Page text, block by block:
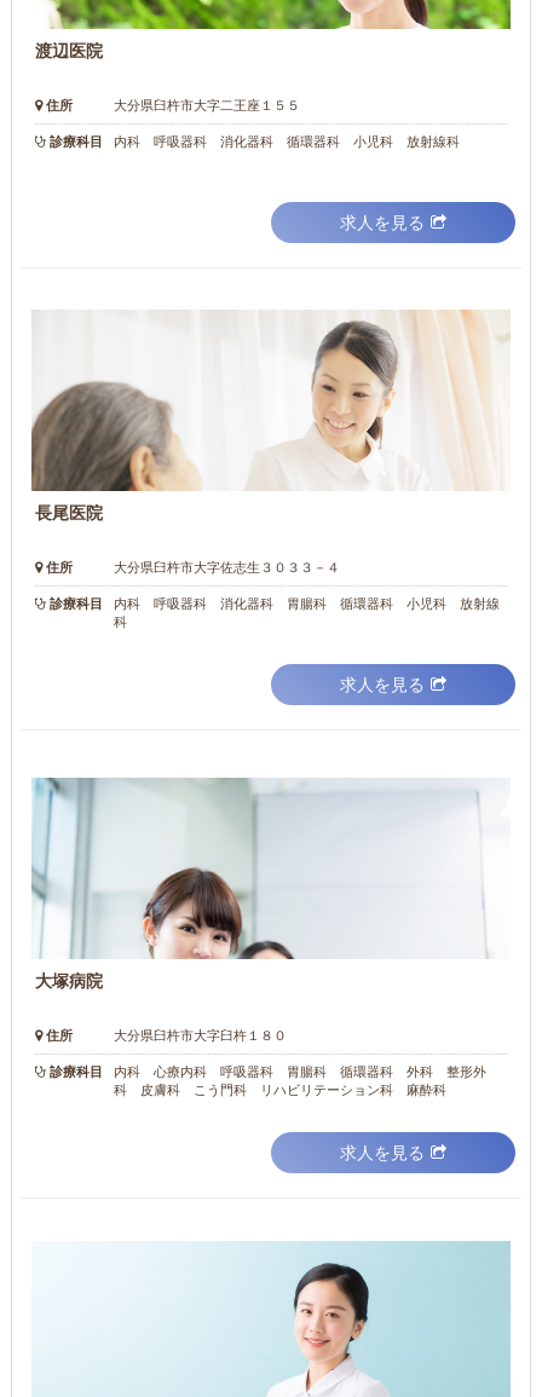
渡辺医院
住所 大分県臼杵市大字二王座１５５
診療科目 内科 呼吸器科 消化器科 循環器科 小児科 放射線科
求人を見る
長尾医院
住所 大分県臼杵市大字佐志生３０３３－４
診療科目
内科 呼吸器科 消化器科 胃腸科 循環器科 小児科 放射線
科
求人を見る
大塚病院
住所 大分県臼杵市大字臼杵１８０
診療科目
内科 心療内科 呼吸器科 胃腸科 循環器科 外科 整形外
科 皮膚科 こう門科 リハビリテーション科 麻酔科
求人を見る